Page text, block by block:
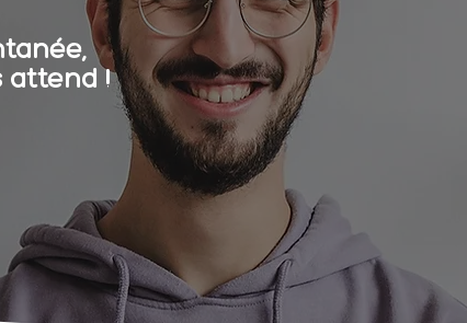
attend !